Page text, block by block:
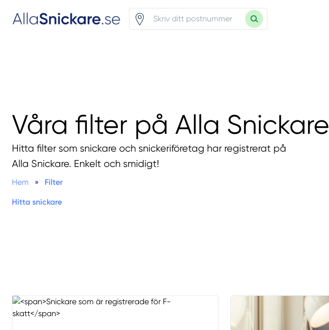
Våra filter på Alla Snickare
Hitta filter som snickare och snickeriföretag har registrerat på
Alla Snickare. Enkelt och smidigt!
Hem » Filter
Hitta snickare